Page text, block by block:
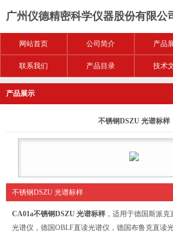
广州仪德精密科学仪器股份有限公
网站首页 公司简介 产品
联系我们 产品目录 技术
产品展示
不锈钢DSZU 光谱标样
不锈钢DSZU 光谱标样
CA01a不锈钢DSZU 光谱标样 ，适用于德国斯派
光谱仪，德国OBLF直读光谱仪，德国布鲁克直读